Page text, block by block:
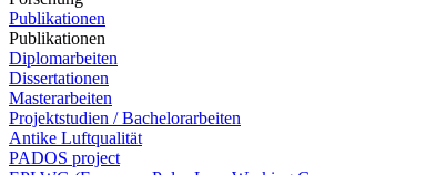
Publikationen
Publikationen
Diplomarbeiten
Dissertationen
Masterarbeiten
Projektstudien / Bachelorarbeiten
Antike Luftqualität
PADOS project